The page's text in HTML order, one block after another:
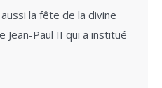
la fête de la divine
Jean-Paul II qui a institué